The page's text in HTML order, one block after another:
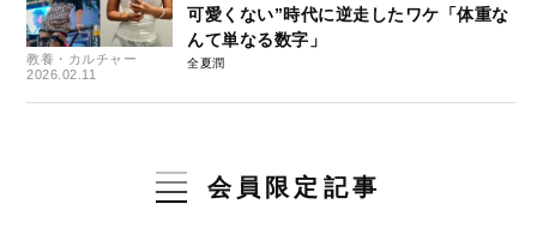
教養・カルチャー
2026.02.11
可愛くない”時代に逆走したワケ「体重な
んて単なる数字」
全夏潤
会員限定記事